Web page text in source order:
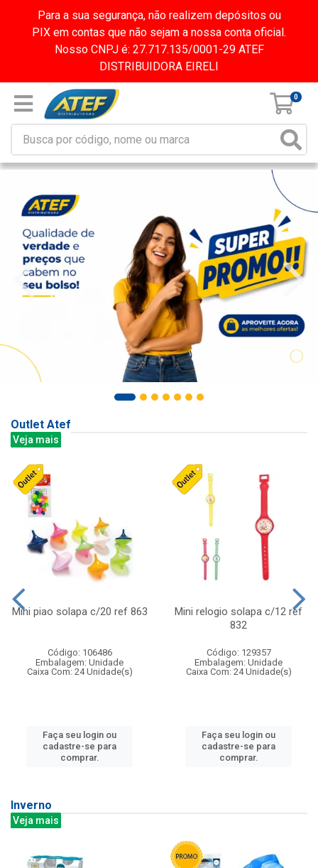
Para a sua segurança, não realizem depósitos ou
PIX em contas que não sejam a nossa conta oficial.
Nosso CNPJ é: 27.717.135/0001-29 ATEF
DISTRIBUIDORA EIRELI
0
Outlet Atef
Veja mais
Mini piao solapa c/20 ref 863
Código: 106486
Embalagem: Unidade
Caixa Com: 24 Unidade(s)
Faça seu login ou
cadastre-se para
comprar.
Mini relogio solapa c/12 ref
832
Código: 129357
Embalagem: Unidade
Caixa Com: 24 Unidade(s)
Faça seu login ou
cadastre-se para
comprar.
Inverno
Veja mais